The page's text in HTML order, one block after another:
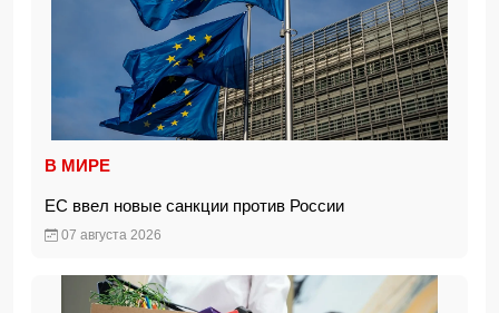
В МИРЕ
ЕС ввел новые санкции против России
07 августа 2026